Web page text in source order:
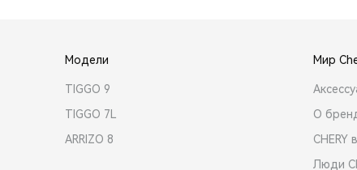
Модели
TIGGO 9
TIGGO 7L
ARRIZO 8
Мир
О
CHERY
Люди